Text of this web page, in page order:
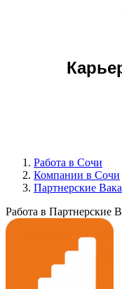
Работа в Сочи
Компании в Сочи
Партнерские
Работа в Партнерские